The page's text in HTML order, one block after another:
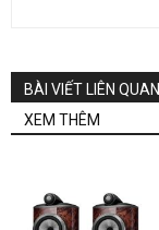
BÀI VIẾT LIÊN QUAN
XEM THÊM